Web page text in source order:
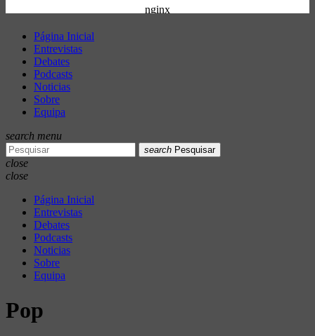
Página Inicial
Entrevistas
Debates
Podcasts
Noticias
Sobre
Equipa
search menu
search Pesquisar
close
close
Página Inicial
Entrevistas
Debates
Podcasts
Noticias
Sobre
Equipa
Pop